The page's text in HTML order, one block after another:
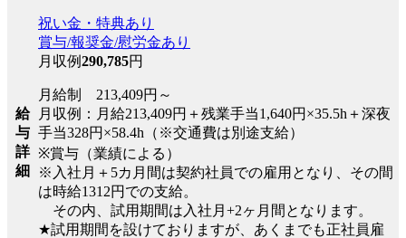
給
与
詳
細
祝い金・特典あり
賞与/報奨金/慰労金あり
月収例290,785円
月給制 213,409円～
月収例：月給213,409円＋残業手当1,640円×35.5h＋深夜
手当328円×58.4h（※交通費は別途支給）
※賞与（業績による）
※入社月＋5カ月間は契約社員での雇用となり、その間
は時給1312円での支給。
その内、試用期間は入社月+2ヶ月間となります。
★試用期間を設けておりますが、あくまでも正社員雇